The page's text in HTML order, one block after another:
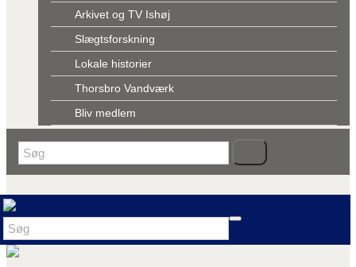
Arkivet og TV Ishøj
Slægtsforskning
Lokale historier
Thorsbro Vandværk
Bliv medlem